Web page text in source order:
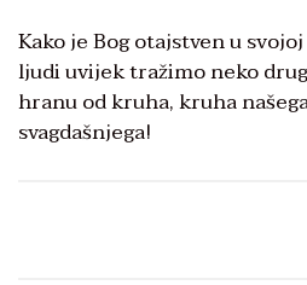
Kako je Bog otajstven u
ljudi uvijek tražimo neko
hranu od kruha, kruha
svagdašnjega!